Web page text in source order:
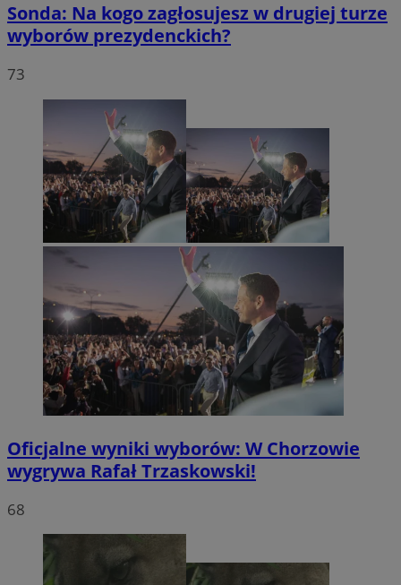
Sonda: Na kogo zagłosujesz w drugiej turze
wyborów prezydenckich?
73
Oficjalne wyniki wyborów: W Chorzowie
wygrywa Rafał Trzaskowski!
68